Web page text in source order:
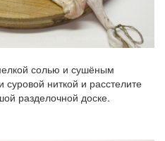
солью и сушёным
суровой ниткой и расстелите
разделочной доске.